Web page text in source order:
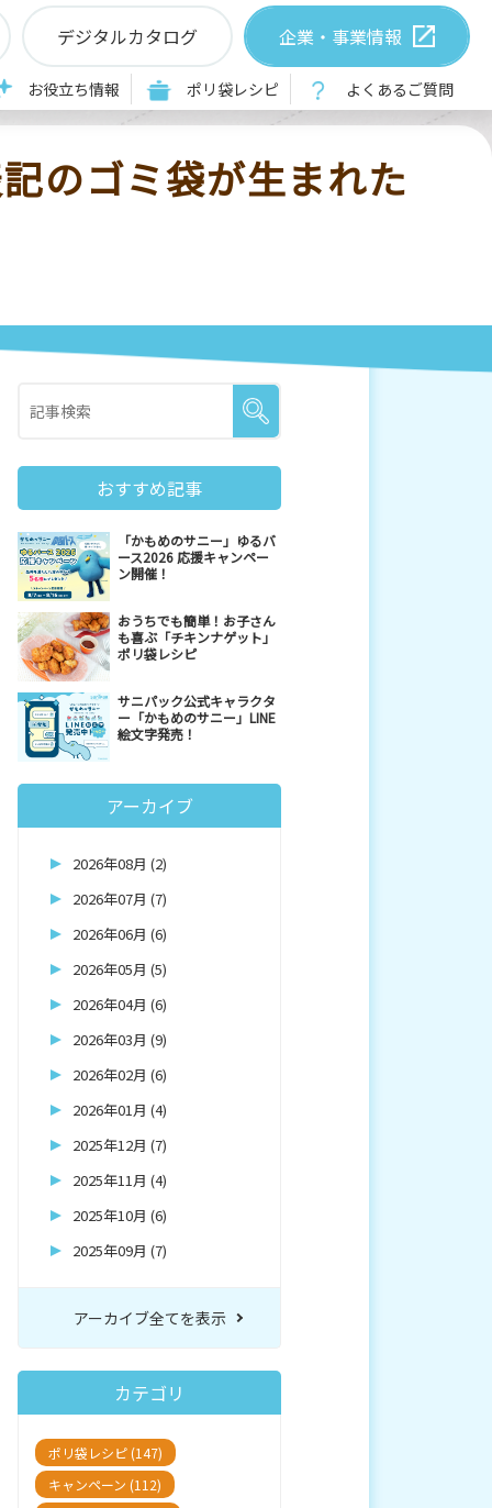
お役立ち情報 ポリ袋レシピ よくあるご質問
デジタルカタログ 企業・事業情報
まれた歴史
のゴミ袋が生まれた
おすすめ記事
「かもめのサニー」ゆるバ
ース2026 応援キャンペー
ン開催！
おうちでも簡単！お子さん
も喜ぶ「チキンナゲット」
ポリ袋レシピ
サニパック公式キャラクタ
ー「かもめのサニー」LINE
絵文字発売！
アーカイブ
2026年08月 (2)
2026年07月 (7)
2026年06月 (6)
2026年05月 (5)
2026年04月 (6)
2026年03月 (9)
2026年02月 (6)
2026年01月 (4)
2025年12月 (7)
2025年11月 (4)
2025年10月 (6)
2025年09月 (7)
アーカイブ全てを表示
カテゴリ
ポリ袋レシピ (147)
キャンペーン (112)